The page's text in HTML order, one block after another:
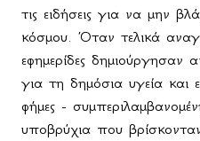
τις ειδήσεις για να μην
κόσμου. Όταν τελικά
εφημερίδες δημιούργησαν
για τη δημόσια υγεία και
φήμες -
υποβρύχια που